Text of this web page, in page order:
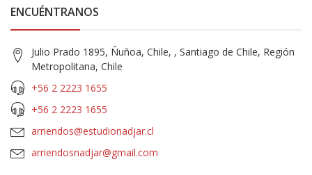
ENCUÉNTRANOS
Julio Prado 1895, Ñuñoa, Chile, , Santiago de Chile, Región
Metropolitana, Chile
+56 2 2223 1655
+56 2 2223 1655
arriendos@estudionadjar.cl
arriendosnadjar@gmail.com